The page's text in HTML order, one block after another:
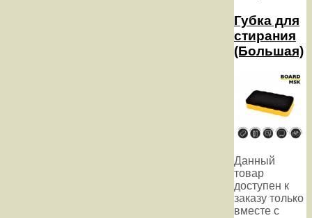
Губка для
стирания
(Большая)
Данный
товар
доступен к
заказу только
вместе с